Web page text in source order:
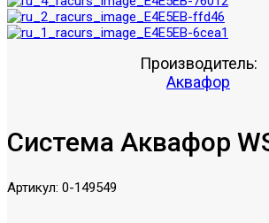
Производитель:
Аквафор
Система Аквафор
Артикул: 0-149549